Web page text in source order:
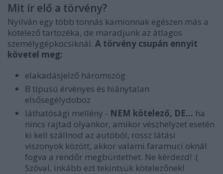
Mit ír elő a törvény?
Nyilván egy több tonnás kamionnak egészen más a
kötelező tartozéka, de maradjunk az átlagos
személygépkocsiknál. A törvény csupán ennyit
követel meg:
elakadásjelző háromszög
B típusú érvényes és hiánytalan
elsősegélydoboz
láthatósági mellény - NEM kötelező, DE... ha
nincs rajtad olyankor, amikor vészhelyzet esetén
ki kell szállnod az autóból, rossz látási
viszonyok között, akkor valami faramuci oknál
fogva a rendőr megbüntethet. Ne kérdezd! :(
Szóval, inkább ezt tekintsük kötelezőnek!